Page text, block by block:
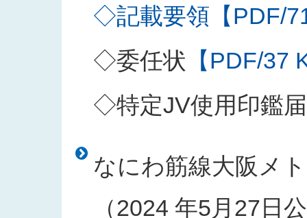
◇記載要領【PDF/
◇委任状 【PDF/37
◇特定JV使用印鑑届
なにわ筋線大阪メ
（2024 年5月27日